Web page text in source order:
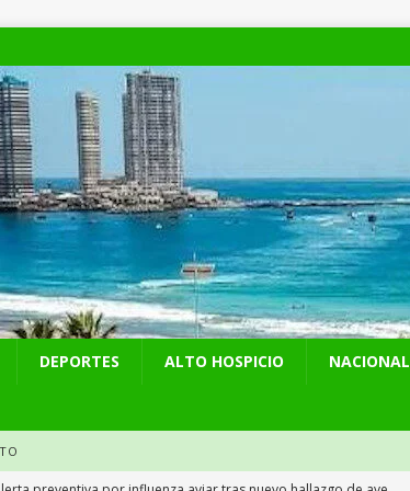
DEPORTES ALTO HOSPICIO NACIONAL